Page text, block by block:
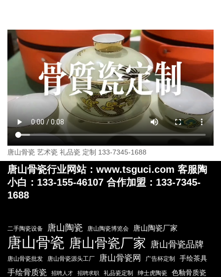
唐山骨瓷 艺术瓷 礼品瓷 定制 133-7345-1688
唐山骨瓷行业网站：www.tsguci.com 客服陶
小白：133-155-46107 合作加盟：133-7345-
1688
二手陶瓷设备 唐山陶瓷 唐山陶瓷博览会 唐山陶瓷厂家
唐山骨瓷 唐山骨瓷厂家 唐山骨瓷品牌
唐山骨瓷批发 唐山骨瓷源头工厂 唐山骨瓷网 广告杯定制 手绘茶具
手绘骨质瓷 招聘人才 招聘求职 礼品瓷定制 绅士虎陶瓷 色釉骨质瓷